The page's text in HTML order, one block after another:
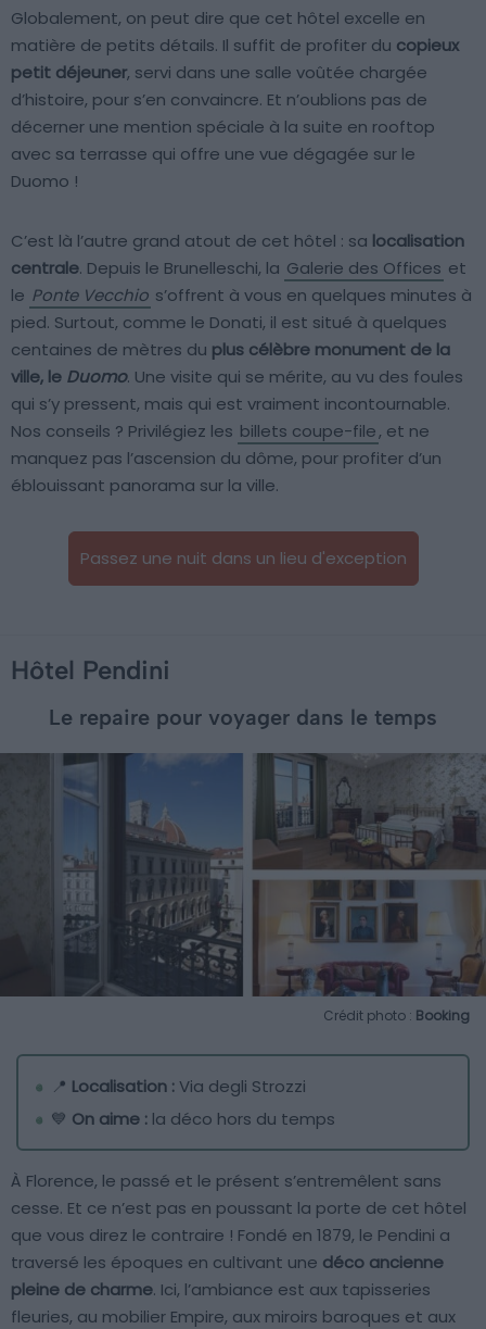
Globalement, on peut dire que cet hôtel excelle en
matière de petits détails. Il suffit de profiter du copieux
petit déjeuner, servi dans une salle voûtée chargée
d’histoire, pour s’en convaincre. Et n’oublions pas de
décerner une mention spéciale à la suite en rooftop
avec sa terrasse qui offre une vue dégagée sur le
Duomo !
C’est là l’autre grand atout de cet hôtel : sa localisation
centrale. Depuis le Brunelleschi, la Galerie des Offices et
le Ponte Vecchio s’offrent à vous en quelques minutes à
pied. Surtout, comme le Donati, il est situé à quelques
centaines de mètres du plus célèbre monument de la
ville, le Duomo. Une visite qui se mérite, au vu des foules
qui s’y pressent, mais qui est vraiment incontournable.
Nos conseils ? Privilégiez les billets coupe-file, et ne
manquez pas l’ascension du dôme, pour profiter d’un
éblouissant panorama sur la ville.
Passez une nuit dans un lieu d'exception
Hôtel Pendini
Le repaire pour voyager dans le temps
Crédit photo : Booking
📍 Localisation :Via degli Strozzi
💙 On aime : la déco hors du temps
À Florence, le passé et le présent s’entremêlent sans
cesse. Et ce n’est pas en poussant la porte de cet hôtel
que vous direz le contraire ! Fondé en 1879, le Pendini a
traversé les époques en cultivant une déco ancienne
pleine de charme. Ici, l’ambiance est aux tapisseries
fleuries, au mobilier Empire, aux miroirs baroques et aux